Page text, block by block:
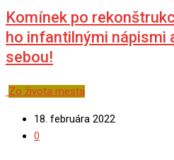
Komínek po
ho infantilnými nápismi
sebou!
Zo života mesta
18. februára 2022
0